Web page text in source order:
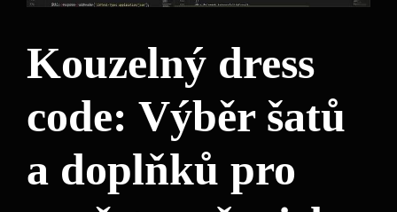
Kouzelný dress
code: Výběr šatů
⁢a doplňků pro